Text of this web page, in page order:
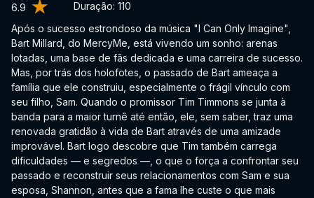
6.9 Duração: 110
Após o sucesso estrondoso da música "I Can Only Imagine",
Bart Millard, do MercyMe, está vivendo um sonho: arenas
lotadas, uma base de fãs dedicada e uma carreira de sucesso.
Mas, por trás dos holofotes, o passado de Bart ameaça a
família que ele construiu, especialmente o frágil vínculo com
seu filho, Sam. Quando o promissor Tim Timmons se junta à
banda para a maior turnê até então, ele, sem saber, traz uma
renovada gratidão à vida de Bart através de uma amizade
improvável. Bart logo descobre que Tim também carrega
dificuldades — e segredos —, o que o força a confrontar seu
passado e reconstruir seus relacionamentos com Sam e sua
esposa, Shannon, antes que a fama lhe custe o que mais